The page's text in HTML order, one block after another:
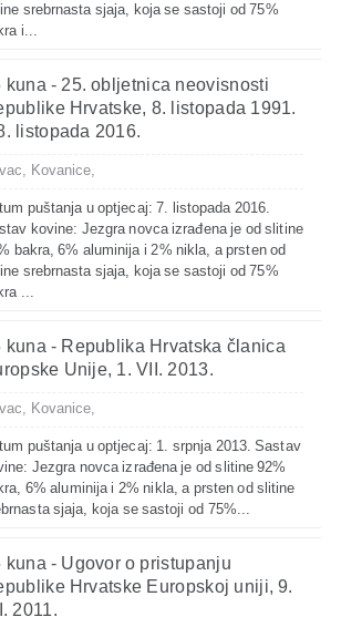
srebrnasta sjaja, koja se sastoji od 75%
i...
kuna - 25. obljetnica neovisnosti
Hrvatske, 8. listopada 1991.
listopada 2016.
Kovanice,
puštanja u optjecaj: 7. listopada 2016.
kovine: Jezgra novca izrađena je od slitine
bakra, 6% aluminija i 2% nikla, a prsten od
srebrnasta sjaja, koja se sastoji od 75%
...
kuna - Republika Hrvatska članica
Unije, 1. VII. 2013.
Kovanice,
puštanja u optjecaj: 1. srpnja 2013. Sastav
Jezgra novca izrađena je od slitine 92%
6% aluminija i 2% nikla, a prsten od slitine
sjaja, koja se sastoji od 75%...
kuna - Ugovor o pristupanju
Hrvatske Europskoj uniji, 9.
2011.